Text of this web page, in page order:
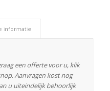
informatie
een offerte voor u, klik
Aanvragen kost nog
u uiteindelijk behoorlijk